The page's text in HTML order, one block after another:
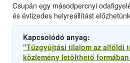
Csupán egy másodpercnyi
és évtizedes helyreállítást
Kapcsolódó anyag:
"Tűzgyújtási tilalom az alföldi
közlemény letölthető